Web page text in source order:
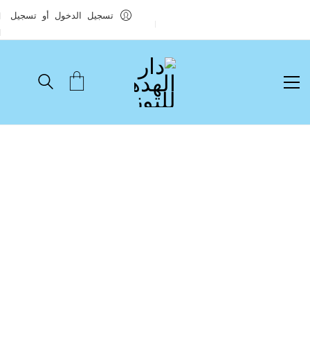
تسجيل الدخول أو تسجيل